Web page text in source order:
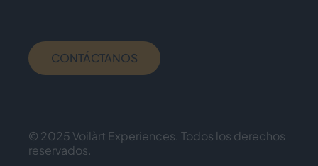
CONTÁCTANOS
© 2025 Voilàrt Experiences. Todos los derechos
reservados.